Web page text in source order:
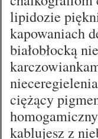
lipidozie
kapowaniach
białobłocką
ciężący
kablujesz z